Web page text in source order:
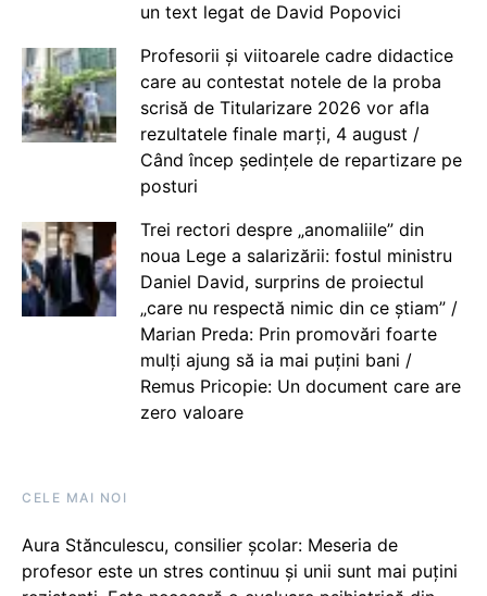
un text legat de David Popovici
Profesorii și viitoarele cadre didactice
care au contestat notele de la proba
scrisă de Titularizare 2026 vor afla
rezultatele finale marți, 4 august /
Când încep ședințele de repartizare pe
posturi
Trei rectori despre „anomaliile” din
noua Lege a salarizării: fostul ministru
Daniel David, surprins de proiectul
„care nu respectă nimic din ce știam” /
Marian Preda: Prin promovări foarte
mulți ajung să ia mai puțini bani /
Remus Pricopie: Un document care are
zero valoare
CELE MAI NOI
Aura Stănculescu, consilier școlar: Meseria de
profesor este un stres continuu și unii sunt mai puțini